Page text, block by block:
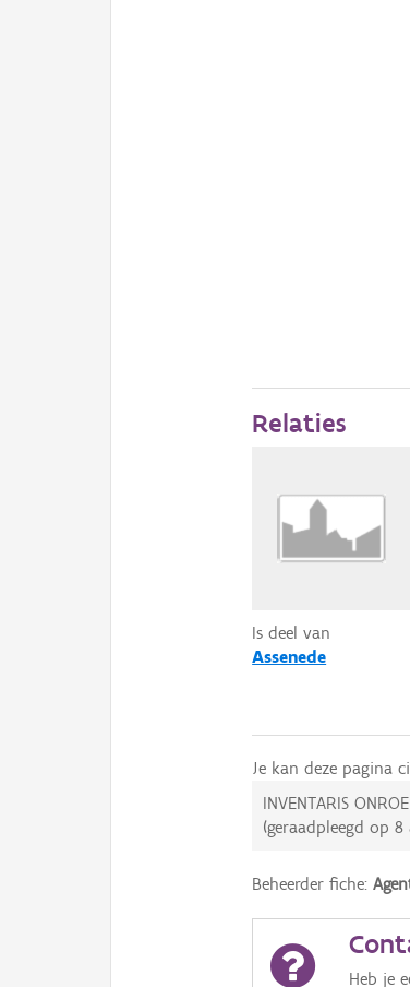
Relaties
Is deel van
Assenede
Je kan deze pagina
INVENTARIS
(geraadpleegd op8
Beheerder fiche:
Heb je